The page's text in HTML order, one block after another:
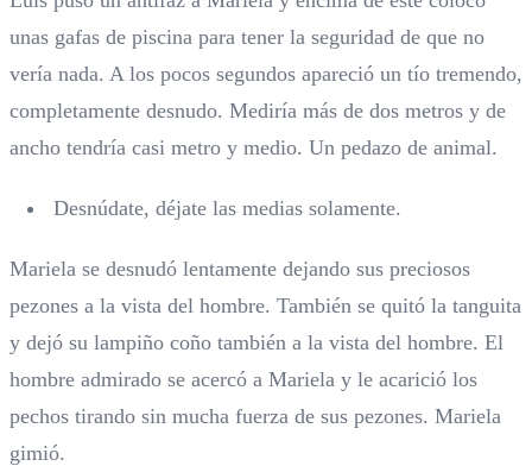
unas gafas de piscina para tener la seguridad de que no
vería nada. A los pocos segundos apareció un tío tremendo,
completamente desnudo. Mediría más de dos metros y de
ancho tendría casi metro y medio. Un pedazo de animal.
Desnúdate, déjate las medias solamente.
Mariela se desnudó lentamente dejando sus preciosos
pezones a la vista del hombre. También se quitó la tanguita
y dejó su lampiño coño también a la vista del hombre. El
hombre admirado se acercó a Mariela y le acarició los
pechos tirando sin mucha fuerza de sus pezones. Mariela
gimió.